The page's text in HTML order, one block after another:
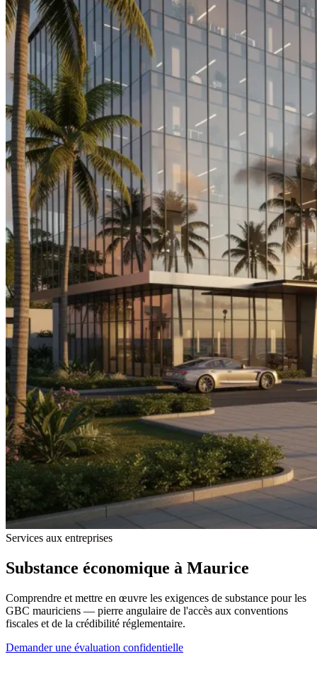
Services aux entreprises
Substance économique à Maurice
Comprendre et mettre en œuvre les exigences de substance pour les
GBC mauriciens — pierre angulaire de l'accès aux conventions
fiscales et de la crédibilité réglementaire.
Demander une évaluation confidentielle